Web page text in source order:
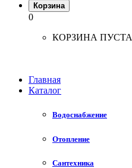
Корзина
0
КОРЗИНА ПУСТА
Главная
Каталог
Водоснабжение
Отопление
Сантехника